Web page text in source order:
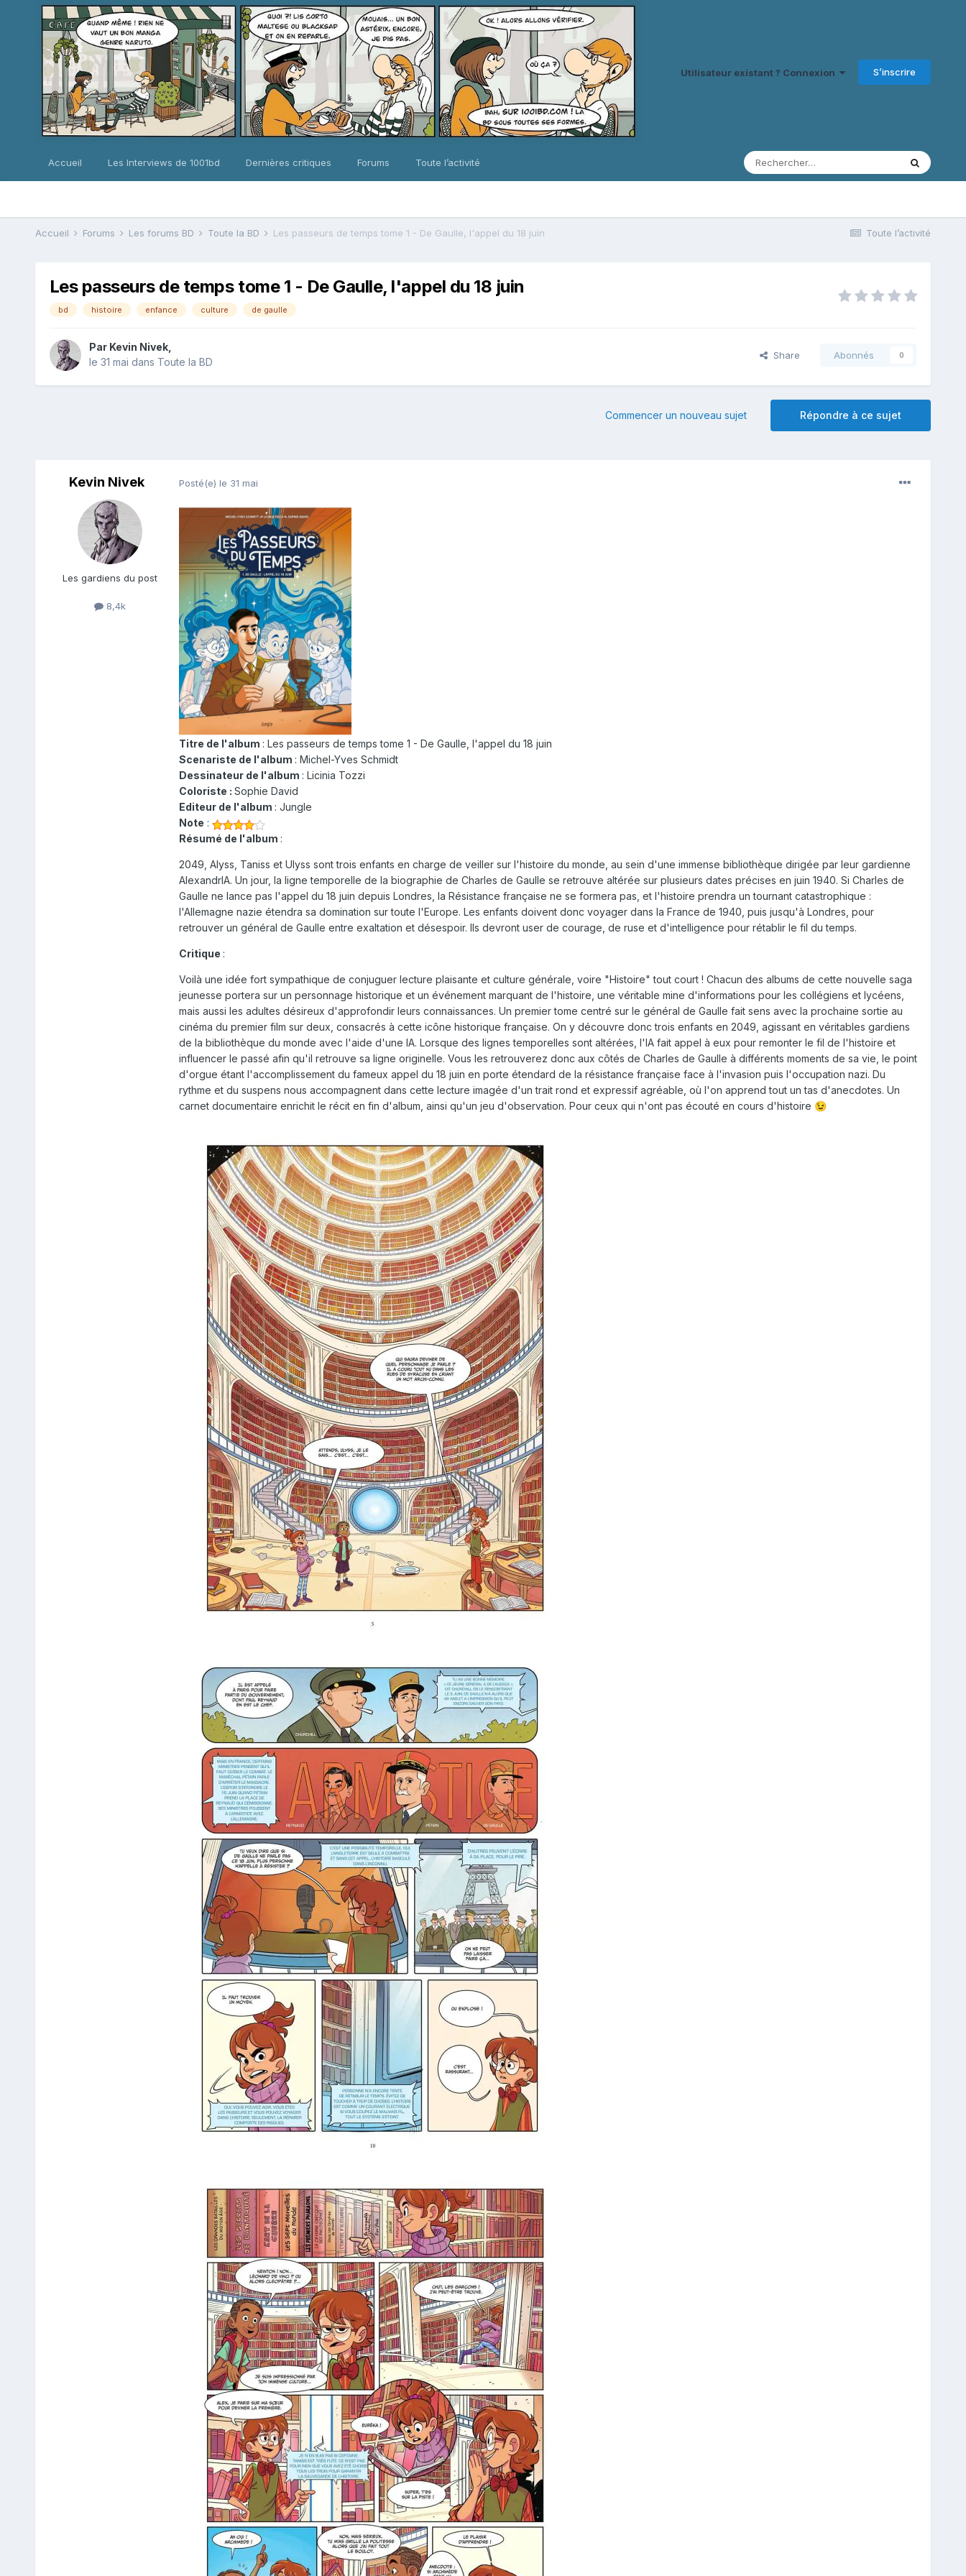
Utilisateur existant ? Connexion S’inscrire
Accueil Les Interviews de 1001bd Dernières critiques Forums Toute l’activité
Toute l’activité
Accueil Forums Les forums BD Toute la BD Les passeurs de temps tome 1 - De Gaulle, l'appel du 18 juin
Les passeurs de temps tome 1 - De Gaulle, l'appel du 18 juin
bd histoire enfance culture de gaulle
Par Kevin Nivek,
le 31 mai dans Toute la BD
Share Abonnés 0
Répondre à ce sujet
Commencer un nouveau sujet
Kevin Nivek
Les gardiens du post
8,4k
Posté(e) le 31 mai
Titre de l'album : Les passeurs de temps tome 1 - De Gaulle, l'appel du 18 juin
Scenariste de l'album : Michel-Yves Schmidt
Dessinateur de l'album : Licinia Tozzi
Coloriste : Sophie David
Editeur de l'album : Jungle
Note :
Résumé de l'album :
2049, Alyss, Taniss et Ulyss sont trois enfants en charge de veiller sur l'histoire du monde, au sein d'une immense bibliothèque dirigée par leur gardienne
AlexandrIA. Un jour, la ligne temporelle de la biographie de Charles de Gaulle se retrouve altérée sur plusieurs dates précises en juin 1940. Si Charles de
Gaulle ne lance pas l'appel du 18 juin depuis Londres, la Résistance française ne se formera pas, et l'histoire prendra un tournant catastrophique :
l'Allemagne nazie étendra sa domination sur toute l'Europe. Les enfants doivent donc voyager dans la France de 1940, puis jusqu'à Londres, pour
retrouver un général de Gaulle entre exaltation et désespoir. Ils devront user de courage, de ruse et d'intelligence pour rétablir le fil du temps.
Critique :
Voilà une idée fort sympathique de conjuguer lecture plaisante et culture générale, voire "Histoire" tout court ! Chacun des albums de cette nouvelle saga
jeunesse portera sur un personnage historique et un événement marquant de l'histoire, une véritable mine d'informations pour les collégiens et lycéens,
mais aussi les adultes désireux d'approfondir leurs connaissances. Un premier tome centré sur le général de Gaulle fait sens avec la prochaine sortie au
cinéma du premier film sur deux, consacrés à cette icône historique française. On y découvre donc trois enfants en 2049, agissant en véritables gardiens
de la bibliothèque du monde avec l'aide d'une IA. Lorsque des lignes temporelles sont altérées, l'IA fait appel à eux pour remonter le fil de l'histoire et
influencer le passé afin qu'il retrouve sa ligne originelle. Vous les retrouverez donc aux côtés de Charles de Gaulle à différents moments de sa vie, le point
d'orgue étant l'accomplissement du fameux appel du 18 juin en porte étendard de la résistance française face à l'invasion puis l'occupation nazi. Du
rythme et du suspens nous accompagnent dans cette lecture imagée d'un trait rond et expressif agréable, où l'on apprend tout un tas d'anecdotes. Un
carnet documentaire enrichit le récit en fin d'album, ainsi qu'un jeu d'observation. Pour ceux qui n'ont pas écouté en cours d'histoire 😉